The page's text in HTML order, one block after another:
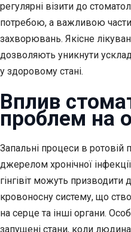
регулярні візити до
потребою, а важливою
захворювань. Якісне
дозволяють уникнути
у здоровому стані.
Вплив
проблем на
Запальні процеси в ротовій
джерелом хронічної
гінгівіт можуть
кровоносну систему, що
на серце та інші органи.
запущені стани, коли